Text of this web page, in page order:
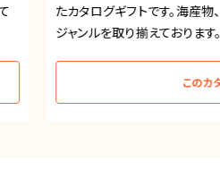
たカタログギフトです。海産物、
ジャンルを取り揃えております。
このカタロ